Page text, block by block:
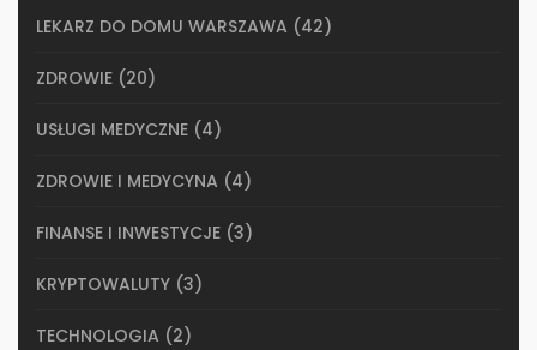
LEKARZ DO DOMU WARSZAWA (42)
ZDROWIE (20)
USŁUGI MEDYCZNE (4)
ZDROWIE I MEDYCYNA (4)
FINANSE I INWESTYCJE (3)
KRYPTOWALUTY (3)
TECHNOLOGIA (2)